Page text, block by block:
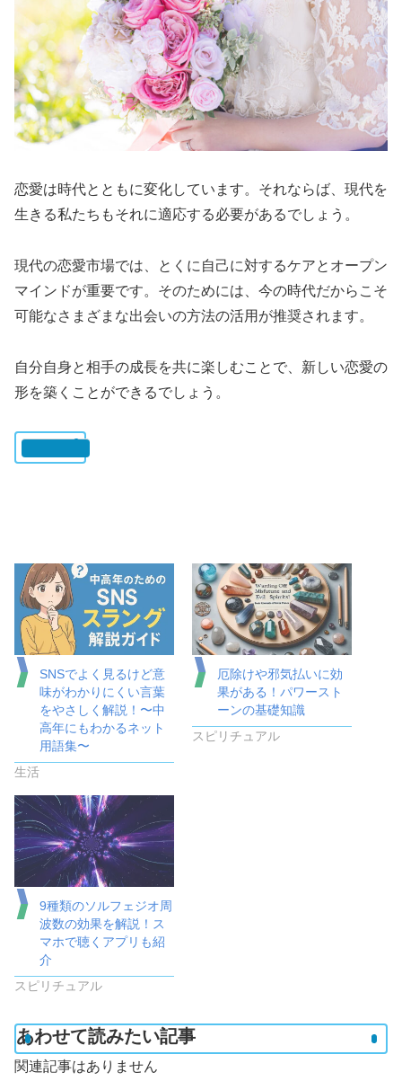
恋愛は時代とともに変化しています。それならば、現代を
生きる私たちもそれに適応する必要があるでしょう。
現代の恋愛市場では、とくに自己に対するケアとオープン
マインドが重要です。そのためには、今の時代だからこそ
可能なさまざまな出会いの方法の活用が推奨されます。
自分自身と相手の成長を共に楽しむことで、新しい恋愛の
形を築くことができるでしょう。
SNSでよく見るけど意
味がわかりにくい言葉
をやさしく解説！〜中
高年にもわかるネット
用語集〜
生活
厄除けや邪気払いに効
果がある！パワースト
ーンの基礎知識
スピリチュアル
9種類のソルフェジオ周
波数の効果を解説！ス
マホで聴くアプリも紹
介
スピリチュアル
あわせて読みたい記事
関連記事はありません